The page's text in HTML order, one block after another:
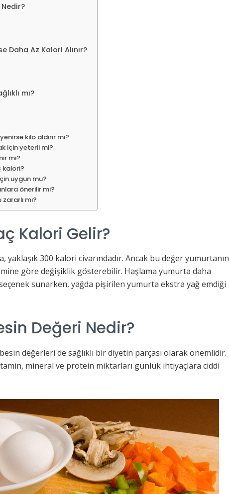
Daha Az Kalori Alınır?
mı?
kilo aldırır mı?
için yeterli mi?
mi?
kalori?
uygun mu?
önerilir mi?
mı?
Kalori Gelir?
300 kalori civarındadır. Ancak bu değer yumurtanın
göre değişiklik gösterebilir. Haşlama yumurta daha
sunarken, yağda pişirilen yumurta ekstra yağ emdiği
Değeri Nedir?
değerleri de sağlıklı bir diyetin parçası olarak önemlidir.
mineral ve protein miktarları günlük ihtiyaçlara ciddi